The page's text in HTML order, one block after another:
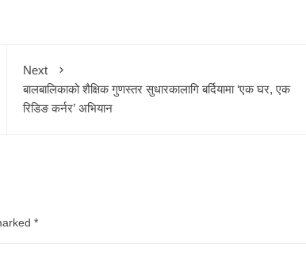
Next
बालबालिकाको शैक्षिक गुणस्तर सुधारकालागि बर्दियामा ‘एक घर, एक
रिडिङ कर्नर’ अभियान
*